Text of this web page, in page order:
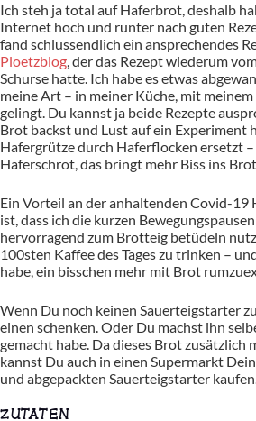
Ich steh ja total auf Haferbrot, deshalb
Internet hoch und runter nach guten
fand schlussendlich ein ansprechendes
Ploetzblog, der das Rezept wiederum
Schurse hatte. Ich habe es etwas
meine Art – in meiner Küche, mit
gelingt. Du kannst ja beide Rezepte
Brot backst und Lust auf ein Experiment
Hafergrütze durch Haferflocken ersetzt
Haferschrot, das bringt mehr Biss ins
Ein Vorteil an der anhaltenden Covid-19
ist, dass ich die kurzen
hervorragend zum Brotteig betüdeln
100sten Kaffee des Tages zu trinken –
habe, ein bisschen mehr mit Brot
Wenn Du noch keinen Sauerteigstarter
einen schenken. Oder Du machst ihn
gemacht habe. Da dieses Brot zusätzlich
kannst Du auch in einen Supermarkt
und abgepackten Sauerteigstarter
ZUTATEN